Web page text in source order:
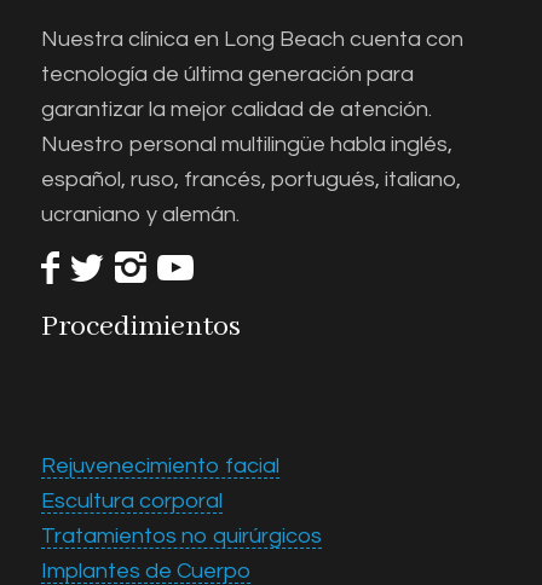
Nuestra clínica en Long Beach cuenta con
tecnología de última generación para
garantizar la mejor calidad de atención.
Nuestro personal multilingüe habla inglés,
español, ruso, francés, portugués, italiano,
ucraniano y alemán.
Procedimientos
Rejuvenecimiento facial
Escultura corporal
Tratamientos no quirúrgicos
Implantes de Cuerpo